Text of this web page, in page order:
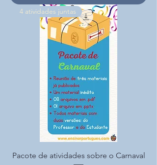
4 atividades juntas
Pacote de atividades sobre o Carnaval